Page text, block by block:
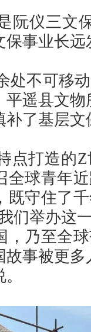
阮仪三文
保事业长
处不可移
平遥县文
补了基层文
点打造的
全球青年
既守住了
们举办这
，乃至全
故事被更